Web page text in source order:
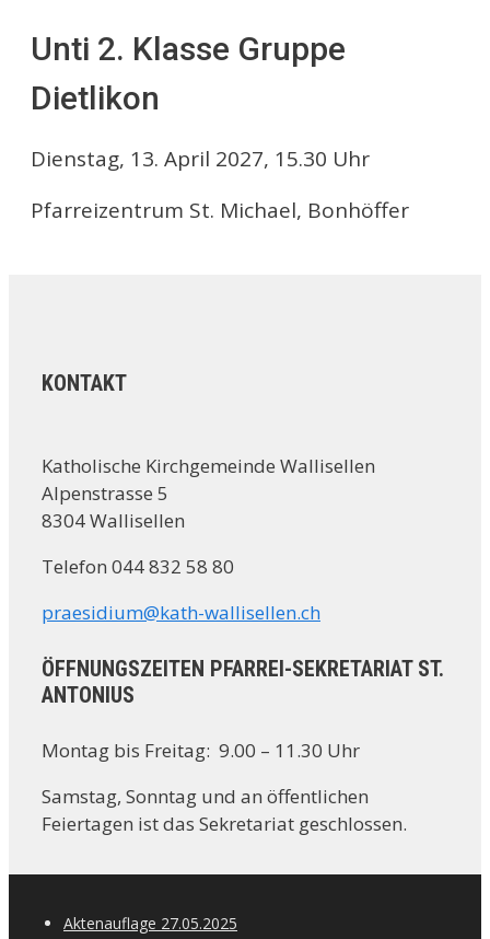
Unti 2. Klasse Gruppe
Dietlikon
Dienstag, 13. April 2027, 15.30 Uhr
Pfarreizentrum St. Michael, Bonhöffer
KONTAKT
Katholische Kirchgemeinde Wallisellen
Alpenstrasse 5
8304 Wallisellen
Telefon 044 832 58 80
praesidium@kath-wallisellen.ch
ÖFFNUNGSZEITEN PFARREI-SEKRETARIAT ST.
ANTONIUS
Montag bis Freitag: 9.00 – 11.30 Uhr
Samstag, Sonntag und an öffentlichen
Feiertagen ist das Sekretariat geschlossen.
Aktenauflage 27.05.2025